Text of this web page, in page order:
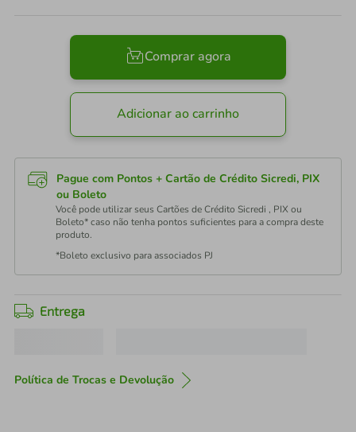
Comprar agora
Adicionar ao carrinho
Pague com Pontos + Cartão de Crédito Sicredi, PIX
ou Boleto
Você pode utilizar seus Cartões de Crédito Sicredi , PIX ou
Boleto* caso não tenha pontos suficientes para a compra deste
produto.
*Boleto exclusivo para associados PJ
Entrega
Política de Trocas e Devolução